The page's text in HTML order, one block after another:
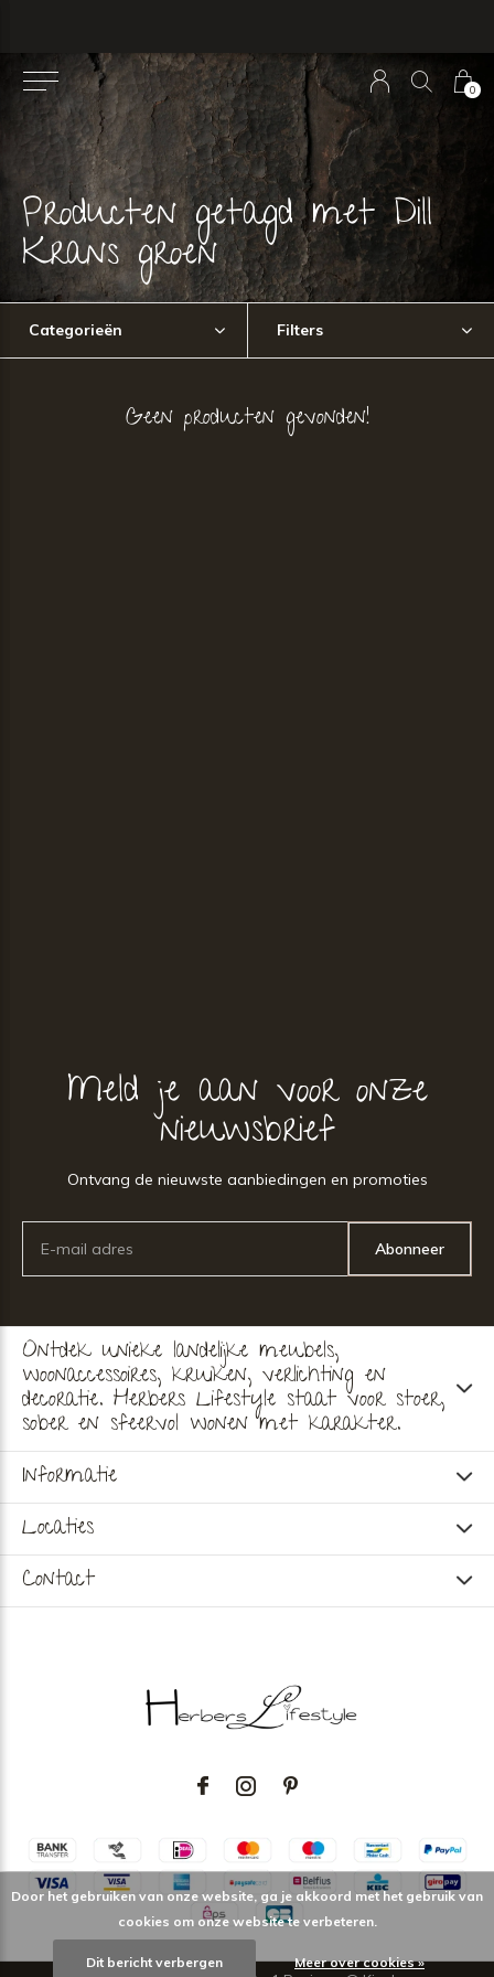
0
Producten getagd met Dill
Krans groen
Categorieën Filters
Geen producten gevonden!
Meld je aan voor onze
nieuwsbrief
Ontvang de nieuwste aanbiedingen en promoties
Abonneer
Ontdek unieke landelijke meubels,
woonaccessoires, kruiken, verlichting en
decoratie. Herbers Lifestyle staat voor stoer,
sober en sfeervol wonen met karakter.
Informatie
Locaties
Contact
Door het gebruiken van onze website, ga je akkoord met het gebruik van
cookies om onze website te verbeteren.
Dit bericht verbergen Meer over cookies »